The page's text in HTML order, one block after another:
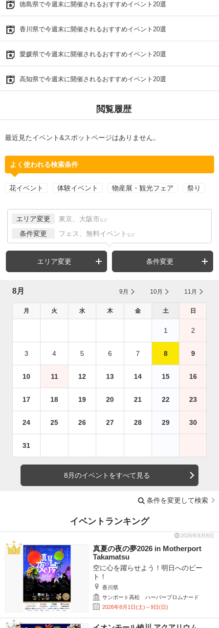
徳島県で今週末に開催されるおすすめイベント20選
香川県で今週末に開催されるおすすめイベント20選
愛媛県で今週末に開催されるおすすめイベント20選
高知県で今週末に開催されるおすすめイベント20選
閲覧履歴
最近見たイベント&スポットページはありません。
よく使われる検索条件
花イベント 体験イベント 物産展・観光フェア 祭り
エリア変更 東京、大阪市 など
条件変更 フェス、無料イベント など
エリア変更 条件変更
8月 9月 10月 11月
月 火 水 木 金 土 日
1 2
3 4 5 6 7 8 9
10 11 12 13 14 15 16
17 18 19 20 21 22 23
24 25 26 27 28 29 30
31
8月のイベントをすべて見る
条件を変更して検索
イベントランキング
2026年8月8日
真夏の夜の夢2026 in Motherport
Takamatsu
空に心を躍らせよう！明日へのビー
ト！
香川県
サンポート高松 ハーバープロムナード
2026年8月1日(土)～9日(日)